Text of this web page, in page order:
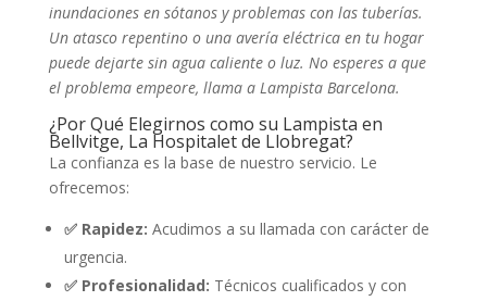
inundaciones en sótanos y problemas con las tuberías.
Un atasco repentino o una avería eléctrica en tu hogar
puede dejarte sin agua caliente o luz. No esperes a que
el problema empeore, llama a Lampista Barcelona.
¿Por Qué Elegirnos como su Lampista en
Bellvitge, La Hospitalet de Llobregat?
La confianza es la base de nuestro servicio. Le
ofrecemos:
✅ Rapidez: Acudimos a su llamada con carácter de
urgencia.
✅ Profesionalidad: Técnicos cualificados y con